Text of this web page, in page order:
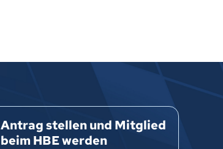
Antrag stellen und Mitglied
beim HBE werden